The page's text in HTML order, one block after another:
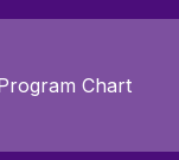
Chart